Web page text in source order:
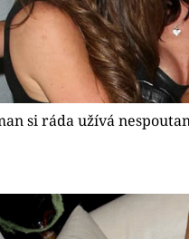
si ráda užívá